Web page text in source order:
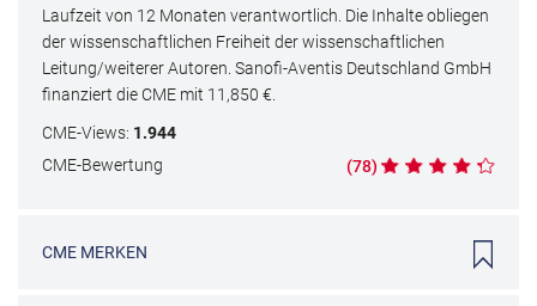
Laufzeit von 12 Monaten verantwortlich. Die Inhalte obliegen
der wissenschaftlichen Freiheit der wissenschaftlichen
Leitung/weiterer Autoren. Sanofi-Aventis Deutschland GmbH
finanziert die CME mit 11,850 €.
CME-Views: 1.944
CME-Bewertung (78)
CME MERKEN